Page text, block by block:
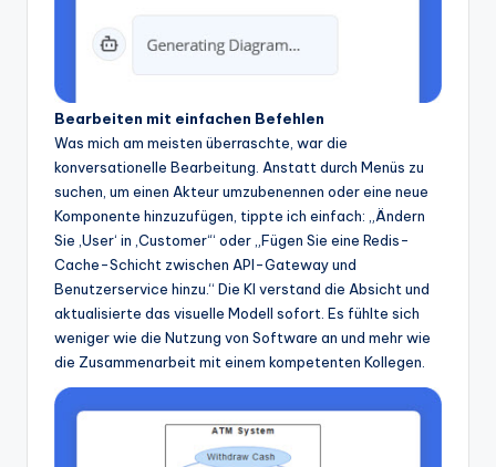
Bearbeiten mit einfachen Befehlen
Was mich am meisten überraschte, war die
konversationelle Bearbeitung. Anstatt durch Menüs zu
suchen, um einen Akteur umzubenennen oder eine neue
Komponente hinzuzufügen, tippte ich einfach: „Ändern
Sie ‚User‘ in ‚Customer‘“ oder „Fügen Sie eine Redis-
Cache-Schicht zwischen API-Gateway und
Benutzerservice hinzu.“ Die KI verstand die Absicht und
aktualisierte das visuelle Modell sofort. Es fühlte sich
weniger wie die Nutzung von Software an und mehr wie
die Zusammenarbeit mit einem kompetenten Kollegen.